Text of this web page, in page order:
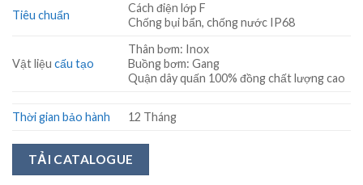
Tiêu chuẩn
Cách điện lớp F
Chống bụi bẩn, chống nước IP68
Vật liệu cấu tạo
Thân bơm: Inox
Buồng bơm: Gang
Quận dây quấn 100% đồng chất lượng cao
Thời gian bảo hành 12 Tháng
TẢI CATALOGUE